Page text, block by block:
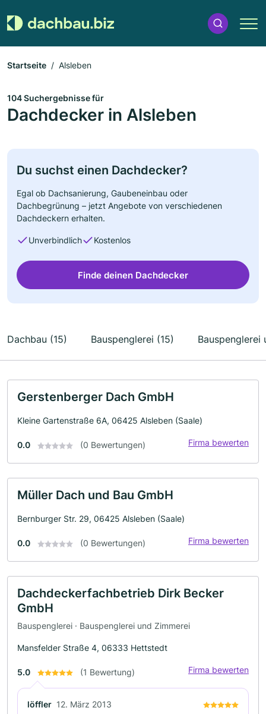
Startseite Alsleben
104 Suchergebnisse für
Dachdecker in Alsleben
Du suchst einen Dachdecker?
Egal ob Dachsanierung, Gaubeneinbau oder
Dachbegrünung – jetzt Angebote von verschiedenen
Dachdeckern erhalten.
Unverbindlich Kostenlos
Finde deinen Dachdecker
Dachbau (15) Bauspenglerei (15) Bauspenglerei
Gerstenberger Dach GmbH
Kleine Gartenstraße 6A, 06425 Alsleben (Saale)
0.0 (0 Bewertungen) Firma bewerten
Müller Dach und Bau GmbH
Bernburger Str. 29, 06425 Alsleben (Saale)
0.0 (0 Bewertungen) Firma bewerten
Dachdeckerfachbetrieb Dirk Becker
GmbH
Bauspenglerei · Bauspenglerei und Zimmerei
Mansfelder Straße 4, 06333 Hettstedt
5.0 (1 Bewertung) Firma bewerten
löffler 12. März 2013